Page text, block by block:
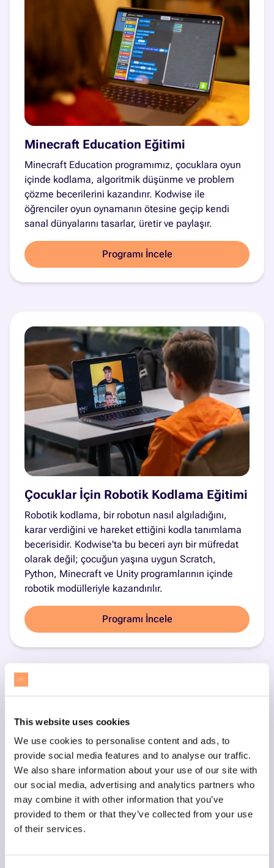
This website uses cookies
We use cookies to personalise content and ads, to
provide social media features and to analyse our traffic.
We also share information about your use of our site with
our social media, advertising and analytics partners who
may combine it with other information that you’ve
provided to them or that they’ve collected from your use
of their services.
Minecraft Education Eğitimi
Minecraft Education programımız, çocuklara oyun
içinde kodlama, algoritmik düşünme ve problem
çözme becerilerini kazandırır. Kodwise ile
öğrenciler oyun oynamanın ötesine geçip kendi
sanal dünyalarını tasarlar, üretir ve paylaşır.
Programı İncele
Çocuklar İçin Robotik Kodlama Eğitimi
Robotik kodlama, bir robotun nasıl algıladığını,
karar verdiğini ve hareket ettiğini kodla tanımlama
becerisidir. Kodwise'ta bu beceri ayrı bir müfredat
olarak değil; çocuğun yaşına uygun Scratch,
Python, Minecraft ve Unity programlarının içinde
robotik modülleriyle kazandırılır.
Programı İncele
Scratch ile Blok Kodlama